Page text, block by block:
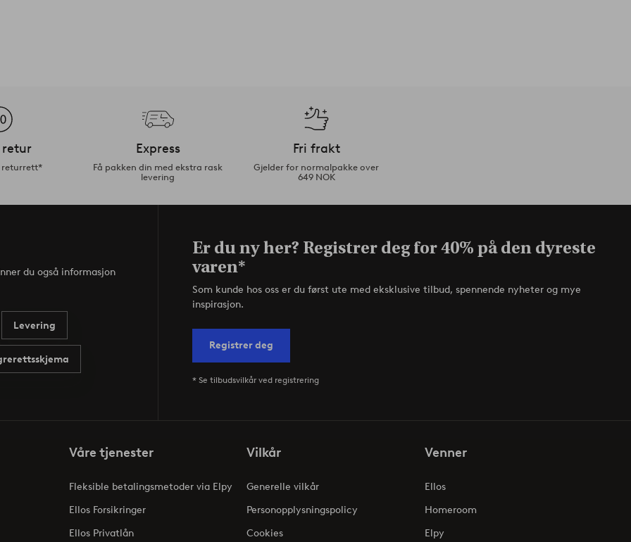
retur
returrett*
Express
Få pakken din med ekstra rask
levering
Fri frakt
Gjelder for normalpakke over
649 NOK
du også informasjon
Levering
Er du ny her? Registrer deg for 40% på den dyreste
varen*
Som kunde hos oss er du først ute med eksklusive tilbud, spennende nyheter og mye
inspirasjon.
Registrer deg
* Se tilbudsvilkår ved registrering
Våre tjenester
Fleksible betalingsmetoder via Elpy
Ellos Forsikringer
Ellos Privatlån
Vilkår
Generelle vilkår
Personopplysningspolicy
Cookies
Venner
Ellos
Homeroom
Elpy